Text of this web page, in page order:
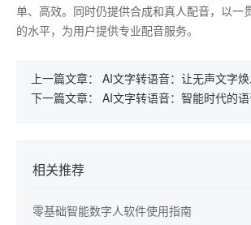
单、高效。同时仍提供合成和真人配音，以一
的水平，为用户提供专业配音服务。
上一篇文章： AI文字转语音：让无声文字焕
下一篇文章： AI文字转语音：智能时代的
相关推荐
零基础智能数字人软件使用指南